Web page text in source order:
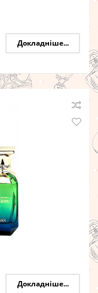
Докладніше...
Докладніше...